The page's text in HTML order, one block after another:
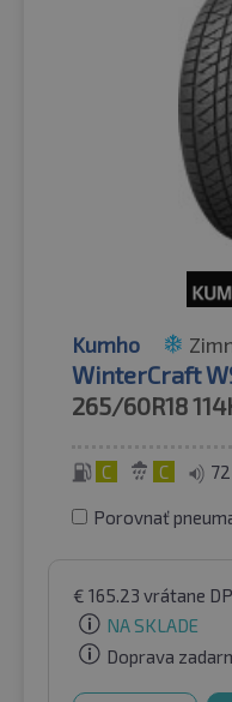
Kumho
WinterCraft
265/60R18
C C
Porovnať
€ 165.23 vrátane
NA SKLADE
Doprava